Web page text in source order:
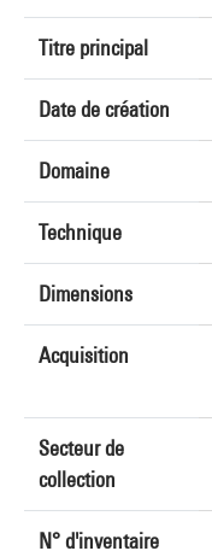
Titre principal
Date de création
Domaine
Technique
Dimensions
Acquisition
Secteur de
collection
N° d'inventaire